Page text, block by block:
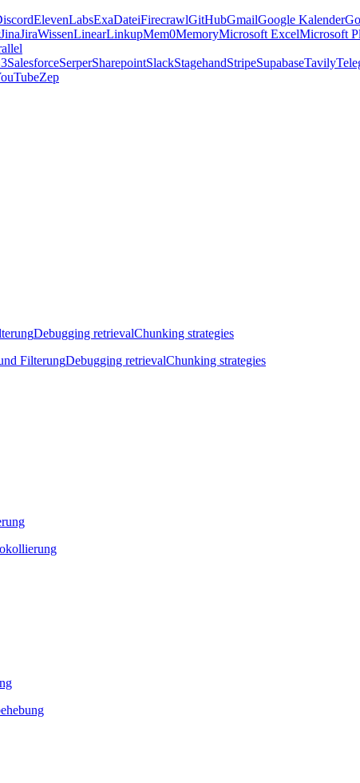
ElevenLabsExaDateiFirecrawlGitHubGmailGoogle Kalender
JinaJiraWissenLinearLinkupMem0MemoryMicrosoft ExcelMicrosoft
SalesforceSerperSharepointSlackStagehandStripeSupabaseTavily
Zep
Debugging retrievalChunking strategies
FilterungDebugging retrievalChunking strategies